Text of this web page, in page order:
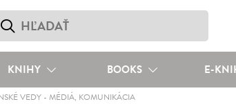
KNIHY BOOKS E-
VEDY -MÉDIÁ, KOMUNIKÁCIA